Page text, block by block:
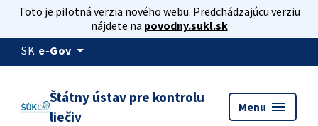
Toto je pilotná verzia nového webu. Predchádzajúcu verziu
nájdete na povodny.sukl.sk
SK e-Gov arrow_drop_down
Štátny ústav pre kontrolu
liečiv
Menu menu